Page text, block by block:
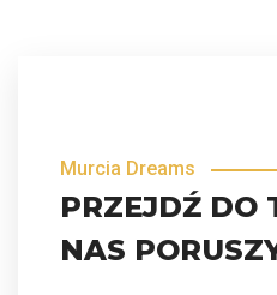
Murcia Dreams
PRZEJDŹ DO
NAS